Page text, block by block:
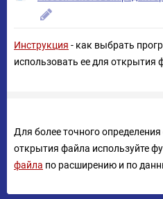
Инструкция - как выбрать
использовать ее для открытия
Для более точного
открытия файла используйте
файла по расширению и по